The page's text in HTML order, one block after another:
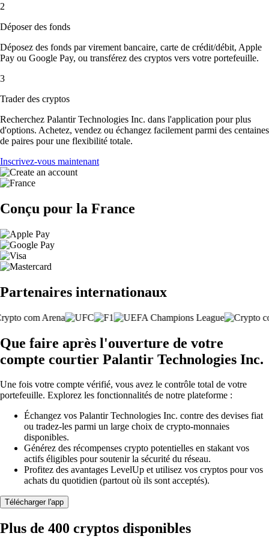
2
Déposer des fonds
Déposez des fonds par virement bancaire, carte de crédit/débit, Apple
Pay ou Google Pay, ou transférez des cryptos vers votre portefeuille.
3
Trader des cryptos
Recherchez Palantir Technologies Inc. dans l'application pour plus
d'options. Achetez, vendez ou échangez facilement parmi des centaines
de paires pour une flexibilité totale.
Inscrivez-vous maintenant
Conçu pour la France
Partenaires internationaux
Que faire après l'ouverture de votre
compte courtier Palantir Technologies Inc.
Une fois votre compte vérifié, vous avez le contrôle total de votre
portefeuille. Explorez les fonctionnalités de notre plateforme :
Échangez vos Palantir Technologies Inc. contre des devises fiat
ou tradez-les parmi un large choix de crypto-monnaies
disponibles.
Générez des récompenses crypto potentielles en stakant vos
actifs éligibles pour soutenir la sécurité du réseau.
Profitez des avantages LevelUp et utilisez vos cryptos pour vos
achats du quotidien (partout où ils sont acceptés).
Télécharger l'app
Plus de 400 cryptos disponibles